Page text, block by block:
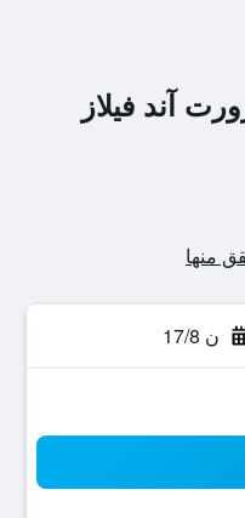
آند فيلاز
ن 17/8